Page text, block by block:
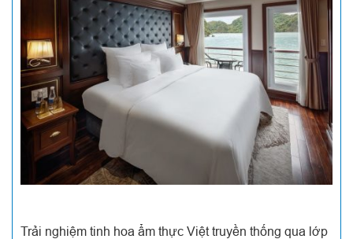
Trải nghiệm tinh hoa ẩm thực Việt truyền thống qua lớp